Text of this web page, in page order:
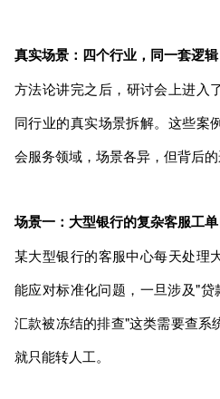
真实场景：四个行业，同一套逻辑
方法论讲完之后，研讨会上进
同行业的真实场景拆解。这些案
会服务领域，场景各异，但背后的
场景一：大型银行的复杂客服工
某大型银行的客服中心每天处理
能应对标准化问题，一旦涉及"
汇款被冻结的排查"这类需要查系
就只能转人工。